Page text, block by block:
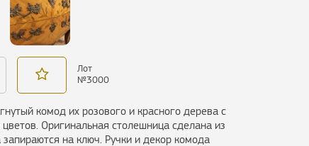
Лот
№3000
комод их розового и красного дерева с
Оригинальная столешница сделана из
на ключ. Ручки и декор комода